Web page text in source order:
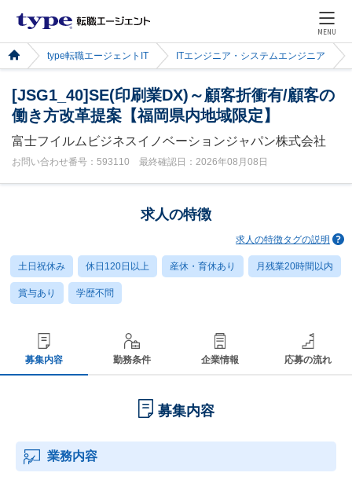
MENU
type転職エージェントIT ITエンジニア・システムエンジニア
[JSG1_40]SE(印刷業DX)～顧客折衝有/顧客の
働き方改革提案【福岡県内地域限定】
富士フイルムビジネスイノベーションジャパン株式会社
お問い合わせ番号：593110 最終確認日：2026年08月08日
求人の特徴
求人の特徴タグの説明
土日祝休み 休日120日以上 産休・育休あり 月残業20時間以内
賞与あり 学歴不問
募集内容 勤務条件 企業情報 応募の流れ
募集内容
業務内容